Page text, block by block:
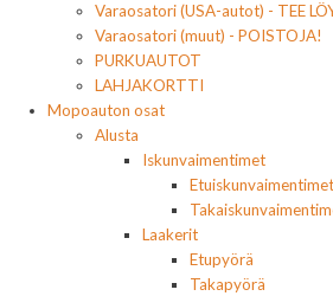
Varaosatori (USA-autot) - TEE
Varaosatori (muut) - POISTOJA!
PURKUAUTOT
LAHJAKORTTI
Mopoauton osat
Alusta
Iskunvaimentimet
Etuiskunvaimentimet
Laakerit
Etupyörä
Takapyörä